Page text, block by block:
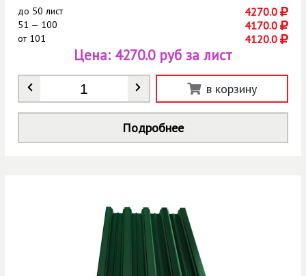
до 50 лист 4270.0
51 — 100 4170.0
от101 4120.0
Количество
Цена: 4270.0 руб за лист
в корзину
Подробнее